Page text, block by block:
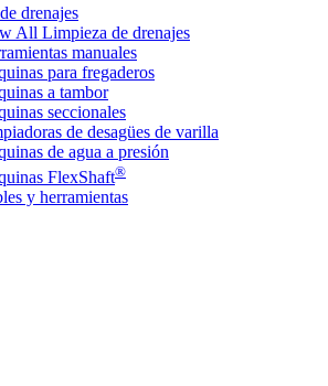
drenajes
All Limpieza de drenajes
manuales
para fregaderos
a tambor
seccionales
de desagües de varilla
de agua a presión
FlexShaft®
y herramientas